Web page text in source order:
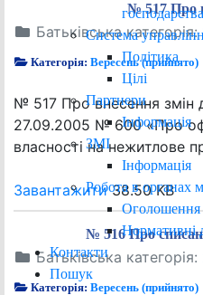
господарства
Система
Політика
Цілі
Партнери
Інформація
ЗМІ
Інформація
Робота в органах
Оголошення
Нормативні
Контакти
Пошук
№ 517 Про
Батьківська категорія:
Категорія:Вересень (прийнято)
№ 517 Про внесення змін
27.09.2005 № 600 «Про
власності на нежитлове
Завантажити38.50 KB
№ 516 Про
Батьківська категорія:
Категорія:Вересень (прийнято)